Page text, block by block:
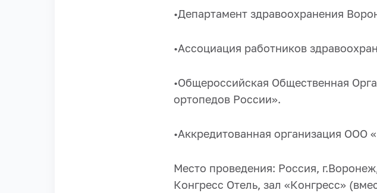
•Департамент здравоохранения
•Ассоциация работников
•Общероссийская Общественная
ортопедов России».
•Аккредитованная организация ООО
Место проведения: Россия,
Конгресс Отель, зал «Конгресс»